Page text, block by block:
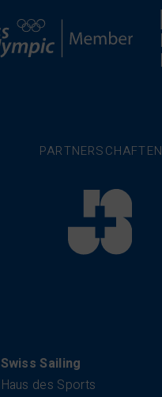
PARTNERSCHAFTEN
Swiss Sailing
Haus des Sports